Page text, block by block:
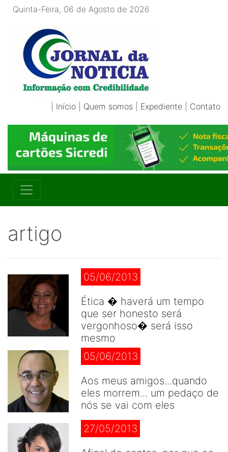
Quinta-Feira, 06 de Agosto de 2026
Início Quem somos Expediente Contato
artigo
05/06/2013
Ética � haverá um tempo
que ser honesto será
vergonhoso� será isso
mesmo
05/06/2013
Aos meus amigos...quando
eles morrem... um pedaço de
nós se vai com eles
27/05/2013